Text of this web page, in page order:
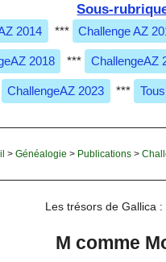
Sous-
2014 *** Challenge AZ
2018 *** ChallengeAZ
ChallengeAZ 2023 ***
> Généalogie > Publications>
Les trésors de Gallica
M comme